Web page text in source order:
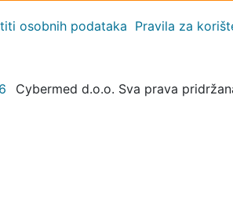
osobnih podataka Pravila za
Cybermed d.o.o. Sva prava